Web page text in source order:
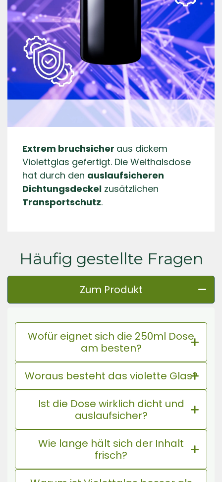
Extrem bruchsicher aus dickem
Violettglas gefertigt. Die Weithalsdose
hat durch den auslaufsicheren
Dichtungsdeckel zusätzlichen
Transportschutz.
Häufig gestellte Fragen
Zum Produkt
Wofür eignet sich die 250ml Dose
am besten?
Woraus besteht das violette Glas?
Ist die Dose wirklich dicht und
auslaufsicher?
Wie lange hält sich der Inhalt
frisch?